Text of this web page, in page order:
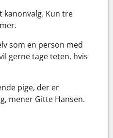
kanonvalg. Kun tre
som en person med
gerne tage teten, hvis
pige, der er
mener Gitte Hansen.